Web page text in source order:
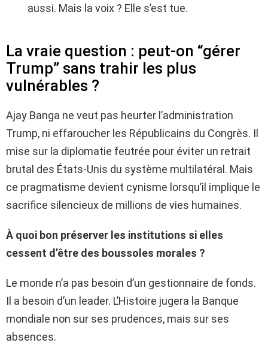
aussi. Mais la voix ? Elle s’est tue.
La vraie question : peut-on “gérer
Trump” sans trahir les plus
vulnérables ?
Ajay Banga ne veut pas heurter l’administration
Trump, ni effaroucher les Républicains du Congrès. Il
mise sur la diplomatie feutrée pour éviter un retrait
brutal des États-Unis du système multilatéral. Mais
ce pragmatisme devient cynisme lorsqu’il implique le
sacrifice silencieux de millions de vies humaines.
À quoi bon préserver les institutions si elles
cessent d’être des boussoles morales ?
Le monde n’a pas besoin d’un gestionnaire de fonds.
Il a besoin d’un leader. L’Histoire jugera la Banque
mondiale non sur ses prudences, mais sur ses
absences.